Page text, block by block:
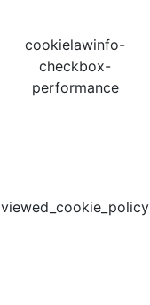
cookielawinfo-
checkbox-
performance
viewed_cookie_policy